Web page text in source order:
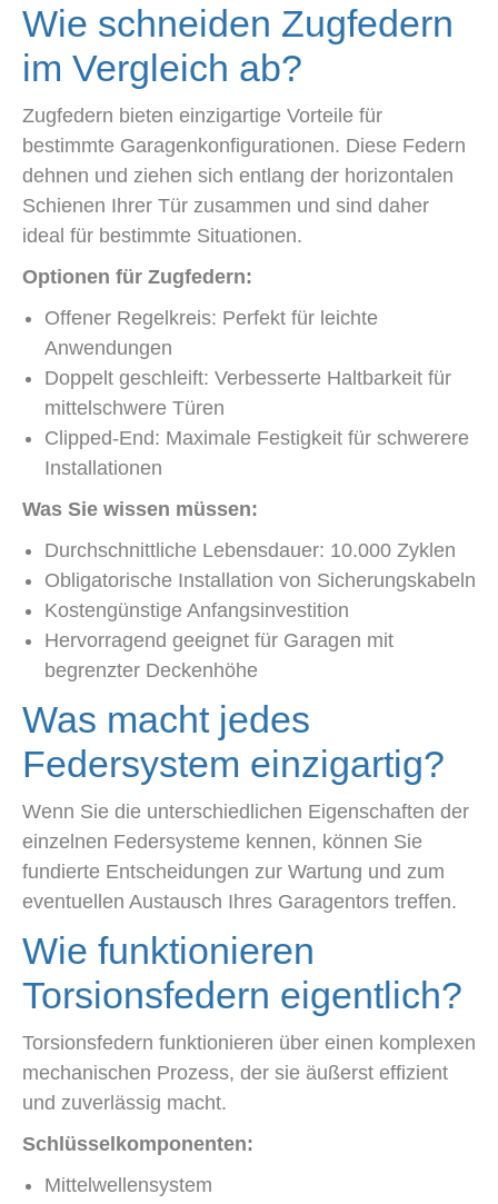
Wie schneiden Zugfedern
im Vergleich ab?
Zugfedern bieten einzigartige Vorteile für
bestimmte Garagenkonfigurationen. Diese Federn
dehnen und ziehen sich entlang der horizontalen
Schienen Ihrer Tür zusammen und sind daher
ideal für bestimmte Situationen.
Optionen für Zugfedern:
Offener Regelkreis: Perfekt für leichte
Anwendungen
Doppelt geschleift: Verbesserte Haltbarkeit für
mittelschwere Türen
Clipped-End: Maximale Festigkeit für schwerere
Installationen
Was Sie wissen müssen:
Durchschnittliche Lebensdauer: 10.000 Zyklen
Obligatorische Installation von Sicherungskabeln
Kostengünstige Anfangsinvestition
Hervorragend geeignet für Garagen mit
begrenzter Deckenhöhe
Was macht jedes
Federsystem einzigartig?
Wenn Sie die unterschiedlichen Eigenschaften der
einzelnen Federsysteme kennen, können Sie
fundierte Entscheidungen zur Wartung und zum
eventuellen Austausch Ihres Garagentors treffen.
Wie funktionieren
Torsionsfedern eigentlich?
Torsionsfedern funktionieren über einen komplexen
mechanischen Prozess, der sie äußerst effizient
und zuverlässig macht.
Schlüsselkomponenten:
Mittelwellensystem